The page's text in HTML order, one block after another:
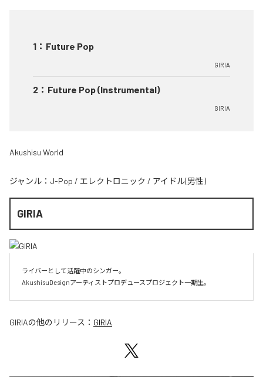
1 ： Future Pop
GIRIA
2 ： Future Pop (Instrumental)
GIRIA
Akushisu World
ジャンル： J-Pop / エレクトロニック / アイドル(男性)
GIRIA
ライバーとして活躍中のシンガー。
AkushisuDesignアーティストプロデュースプロジェクト一期生。
GIRIAの他のリリース： GIRIA